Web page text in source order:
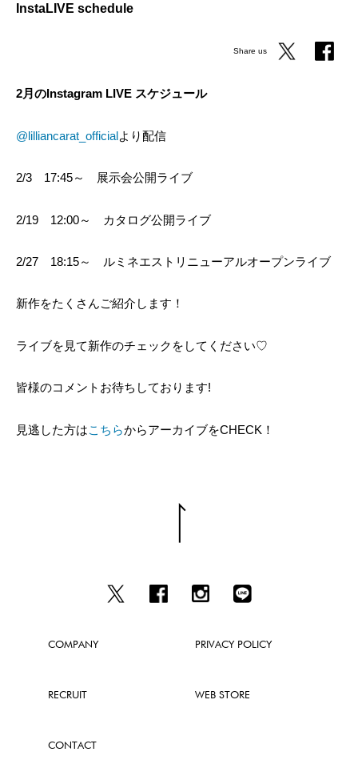
InstaLIVE schedule
Share us
2月のInstagram LIVE スケジュール
@lilliancarat_official より配信
2/3 17:45～ 展示会公開ライブ
2/19 12:00～ カタログ公開ライブ
2/27 18:15～ ルミネエストリニューアルオープンライブ
新作をたくさんご紹介します！
ライブを見て新作のチェックをしてください♡
皆様のコメントお待ちしております!
見逃した方はこちらからアーカイブをCHECK！
COMPANY PRIVACY POLICY
RECRUIT WEB STORE
CONTACT